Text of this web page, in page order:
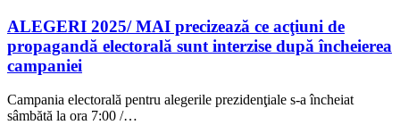
ALEGERI 2025/ MAI precizează ce acţiuni de
propagandă electorală sunt interzise după încheierea
campaniei
Campania electorală pentru alegerile prezidenţiale s-a încheiat
sâmbătă la ora 7:00 /…